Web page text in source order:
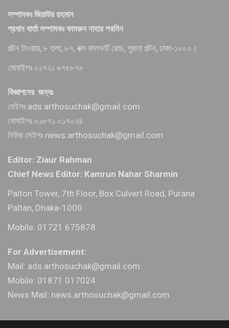
সম্পাদকঃ জিয়াউর রহমান
প্রধান বার্তা সম্পাদকঃ কামরুন নাহার শরমিন
পল্টন টাওয়ার, ৮ তলা, ৮৭, বক্স কালভার্ট রোড, পুরানা পল্টন, ঢাকা-১০০০।
মোবাইলঃ ০১৭২১ ৬৭৫৮৭৮
বিজ্ঞাপনের জন্যঃ
মেইলঃ ads.arthosuchak@gmail.com
মোবাইলঃ ০১৮৭১ ০১৭০২৪
নিউজ মেইলঃ news.arthosuchak@gmail.com
Editor: Ziaur Rahman
Chief News Editor: Kamrun Nahar Sharmin
Palton Tower, 7th Floor, Box Culvert Road, Purana
Paltan, Dhaka-1000.
Mobile: 01721 675878
For Advertisement:
Mail: ads.arthosuchak@gmail.com
Mobile: 01871 017024
News Mail: news.arthosuchak@gmail.com